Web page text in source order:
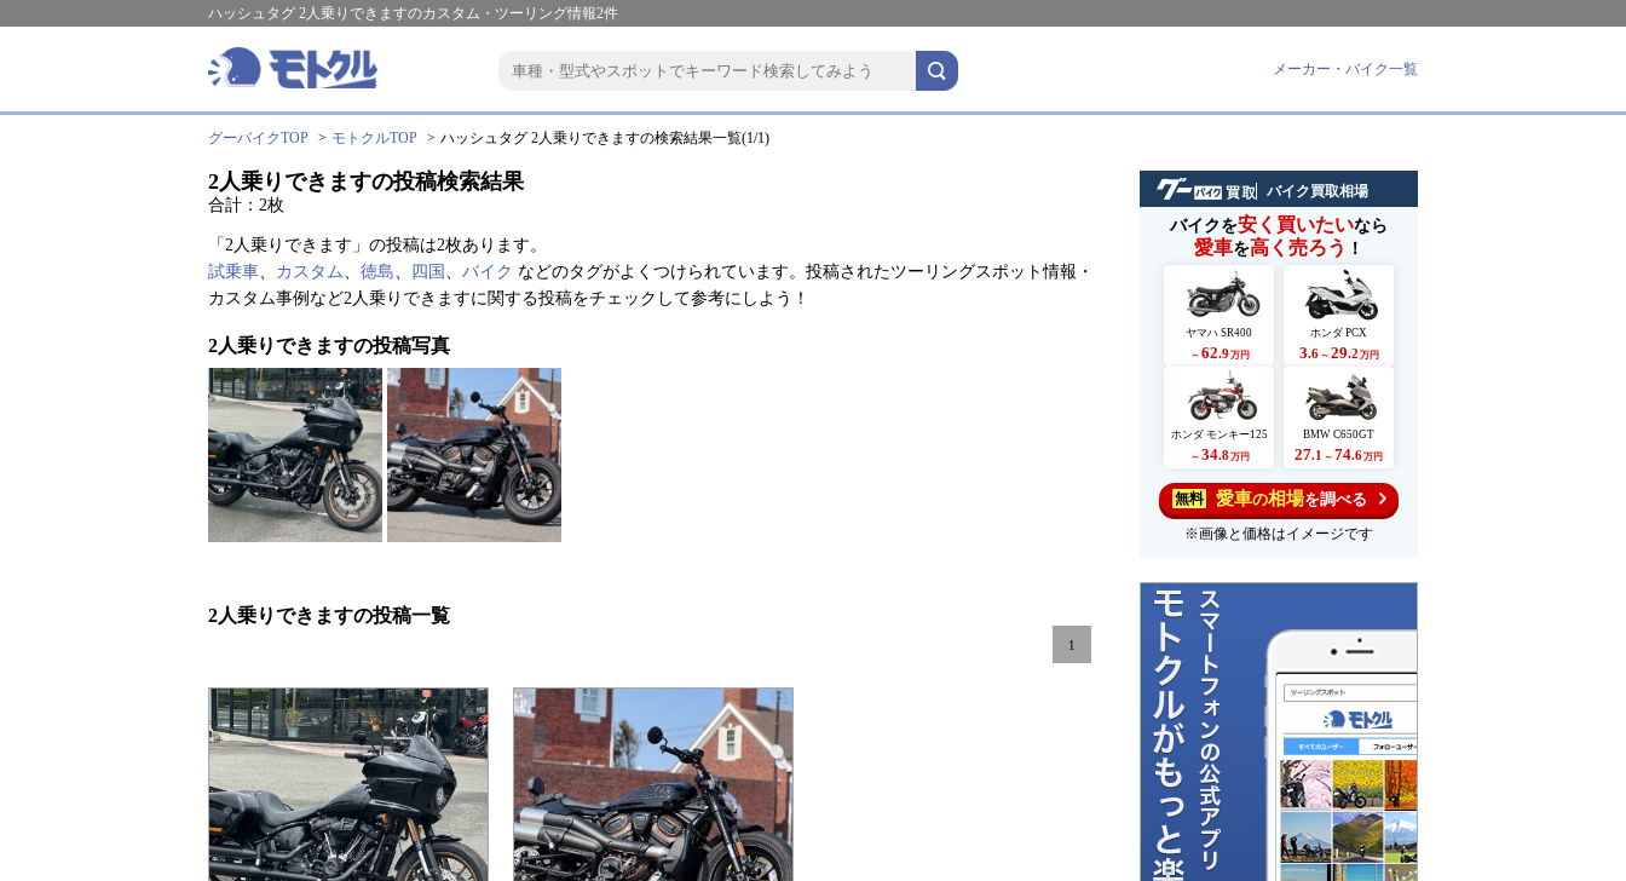
ハッシュタグ 2人乗りできますのカスタム・ツーリング情報2件
メーカー・バイク一覧
グーバイクTOP モトクルTOP ハッシュタグ 2人乗りできますの検索結果一覧(1/1)
2人乗りできますの投稿検索結果
合計：2枚
「2人乗りできます」の投稿は2枚あります。
試乗車、 カスタム、 徳島、 四国 、 バイク などのタグがよくつけられています。投稿されたツーリングスポット情報・
カスタム事例など2人乗りできますに関する投稿をチェックして参考にしよう！
2人乗りできますの投稿写真
2人乗りできますの投稿一覧
1
バイク買取相場
バイクを安く買いたいなら
愛車を高く売ろう ！
ヤマハ SR400
～ 62.9 万円
ホンダ PCX
3.6 ～ 29.2 万円
ホンダ モンキー125
～ 34.8万円
BMW C650GT
27.1 ～ 74.6万円
無料 愛車の相場を調べる
※画像と価格はイメージです